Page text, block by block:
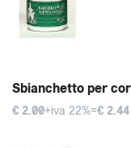
Sbianchetto per
€ 2.00+iva 22%=€ 2.44